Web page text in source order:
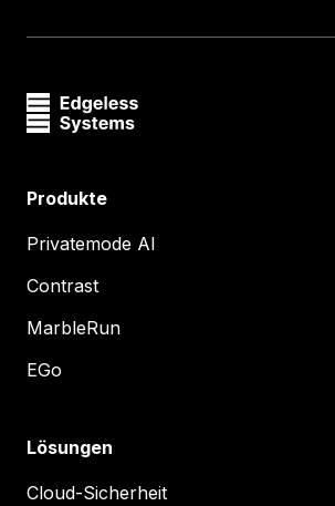
Produkte
Privatemode AI
Contrast
MarbleRun
EGo
Lösungen
Cloud-Sicherheit